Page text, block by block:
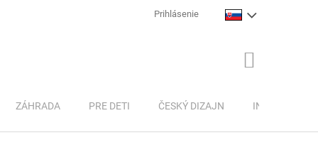
Prihlásenie
ZÁHRADA PRE DETI ČESKÝ DIZAJN INSPIRACE